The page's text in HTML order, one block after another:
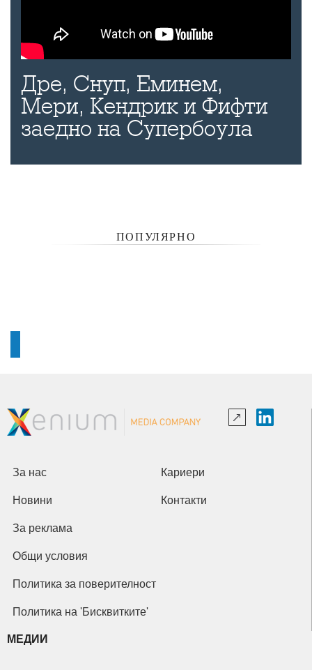
Дре, Снуп, Еминем,
Мери, Кендрик и Фифти
заедно на Супербоула
ПОПУЛЯРНО
За нас Кариери
Новини Контакти
За реклама
Общи условия
Политика за поверителност
Политика на 'Бисквитките'
МЕДИИ